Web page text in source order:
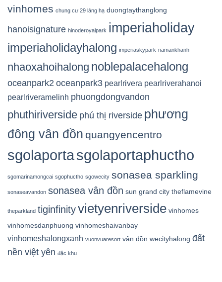
vinhomes chung cư 29 láng hạ duongtaythanglong
hanoisignature hinoderoyalpark imperiaholiday
imperiaholidayhalong imperiaskypark namankhanh
nhaoxahoihalong noblepalacehalong
oceanpark2 oceanpark3 pearlrivera pearlriverahanoi
pearlriveramelinh phuongdongvandon
phuthiriverside phú thị riverside phương
đông vân đồn quangyencentro
sgolaportasgolaportaphuctho
sgomarinamongcai sgophuctho sgowecity sonasea sparkling
sonaseavandon sonasea vân đồn sun grand city theflamevine
theparkland tiginfinityvietyenriverside vinhomes
vinhomesdanphuong vinhomeshaivanbay
vinhomeshalongxanh vuonvuaresort vân đồn wecityhalong đất
nền việt yên đặc khu